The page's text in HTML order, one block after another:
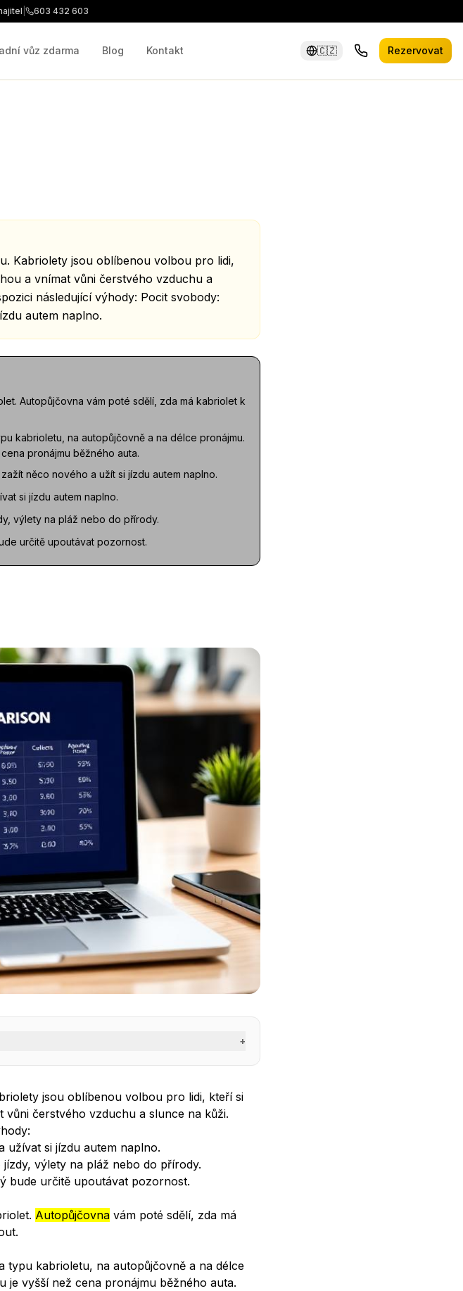
603 432 603
vůz zdarma Blog Kontakt 🇨🇿 Rezervovat
Kabriolety jsou oblíbenou volbou pro lidi,
a vnímat vůni čerstvého vzduchu a
následující výhody: Pocit svobody:
autem naplno.
Autopůjčovna vám poté sdělí, zda má kabriolet k
kabrioletu, na autopůjčovně a na délce pronájmu.
pronájmu běžného auta.
něco nového a užít si jízdu autem naplno.
si jízdu autem naplno.
výlety na pláž nebo do přírody.
určitě upoutávat pozornost.
+
jsou oblíbenou volbou pro lidi, kteří si
čerstvého vzduchu a slunce na kůži.
užívat si jízdu autem naplno.
výlety na pláž nebo do přírody.
bude určitě upoutávat pozornost.
Autopůjčovna vám poté sdělí, zda má
typu kabrioletu, na autopůjčovně a na délce
je vyšší než cena pronájmu běžného auta.